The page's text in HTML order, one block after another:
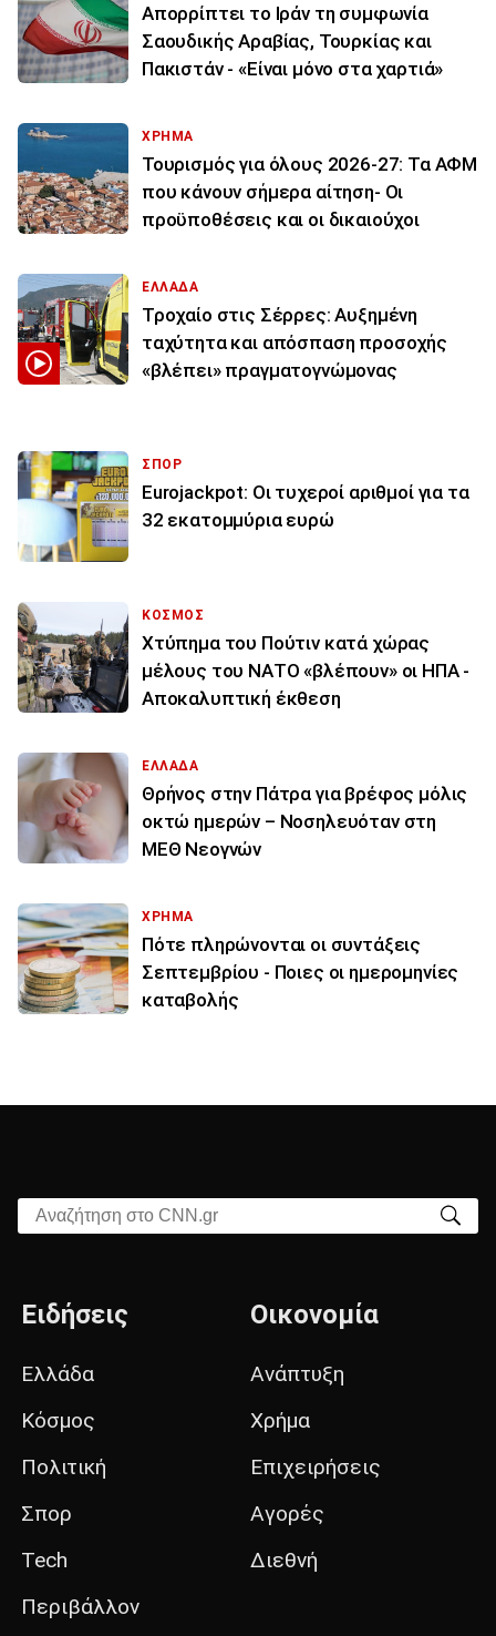
Απορρίπτει το Ιράν τη συμφωνία
Σαουδικής Αραβίας, Τουρκίας και
Πακιστάν - «Είναι μόνο στα χαρτιά»
ΧΡΗΜΑ
Τουρισμός για όλους 2026-27: Τα ΑΦΜ
που κάνουν σήμερα αίτηση- Οι
προϋποθέσεις και οι δικαιούχοι
ΕΛΛΑΔΑ
Τροχαίο στις Σέρρες: Αυξημένη
ταχύτητα και απόσπαση προσοχής
«βλέπει» πραγματογνώμονας
ΣΠΟΡ
Eurojackpot: Οι τυχεροί αριθμοί για τα
32 εκατoμμύρια ευρώ
ΚΟΣΜΟΣ
Χτύπημα του Πούτιν κατά χώρας
μέλους του ΝΑΤΟ «βλέπουν» οι ΗΠΑ -
Αποκαλυπτική έκθεση
ΕΛΛΑΔΑ
Θρήνος στην Πάτρα για βρέφος μόλις
οκτώ ημερών – Νοσηλευόταν στη
ΜΕΘ Νεογνών
ΧΡΗΜΑ
Πότε πληρώνονται οι συντάξεις
Σεπτεμβρίου - Ποιες οι ημερομηνίες
καταβολής
Αναζήτηση στο CNN.gr
Ειδήσεις
Ελλάδα
Κόσμος
Πολιτική
Σπορ
Tech
Περιβάλλον
Οικονομία
Ανάπτυξη
Χρήμα
Επιχειρήσεις
Αγορές
Διεθνή